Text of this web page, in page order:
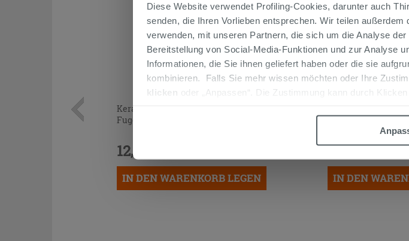
Diese Website verwendet Profiling-Cookies, darunter auch
senden, die Ihren Vorlieben entsprechen. Wir teilen
verwenden, mit unseren Partnern, die sich um die Analyse
Bereitstellung von Social-Media-Funktionen und zur Analyse
Informationen, die Sie ihnen geliefert haben oder die sie
kombinieren. Falls Sie mehr wissen möchten oder Ihre
klicken
oder „Anpassen“. Die Zustimmung kann durch
Kerakoll Fugabella Color KK 8 3Kg
Fugenmörtel auf Zementbasis
12,99 €
IN DEN WARENKORB LEGEN
NM1 25-40mm
3,49 €
IN DEN